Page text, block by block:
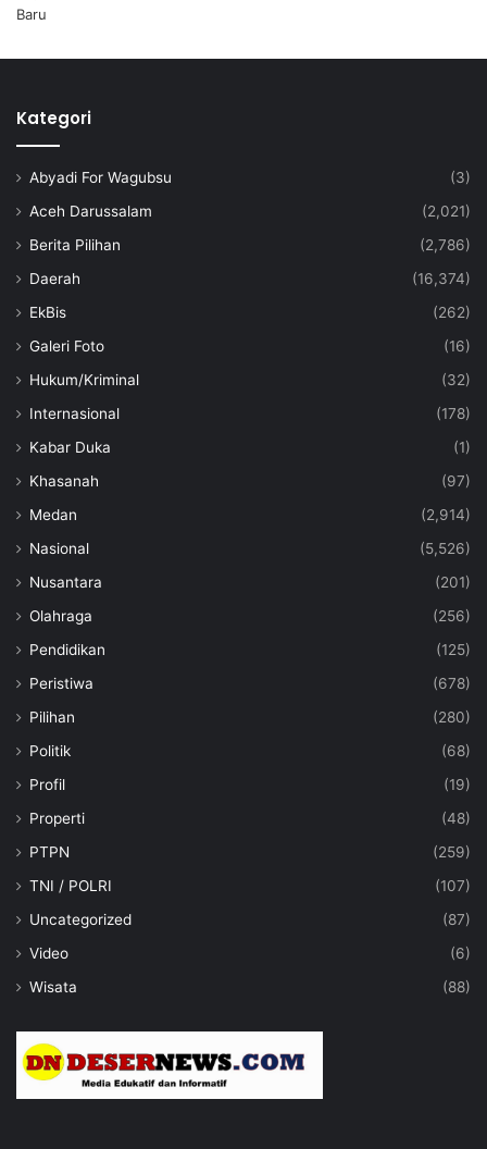
Kategori
Abyadi For Wagubsu
(3)
Aceh Darussalam
(2,021)
Berita Pilihan
(2,786)
Daerah
(16,374)
EkBis
(262)
Galeri Foto
(16)
Hukum/Kriminal
(32)
Internasional
(178)
Kabar Duka
(1)
Khasanah
(97)
Medan
(2,914)
Nasional
(5,526)
Nusantara
(201)
Olahraga
(256)
Pendidikan
(125)
Peristiwa
(678)
Pilihan
(280)
Politik
(68)
Profil
(19)
Properti
(48)
PTPN
(259)
TNI / POLRI
(107)
Uncategorized
(87)
Video
(6)
Wisata
(88)